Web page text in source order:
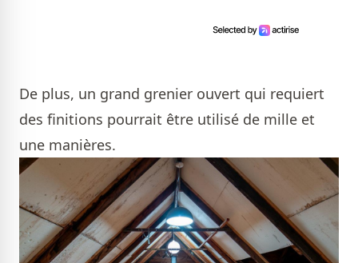
De plus, un grand grenier ouvert qui requiert
des finitions pourrait être utilisé de mille et
une manières.